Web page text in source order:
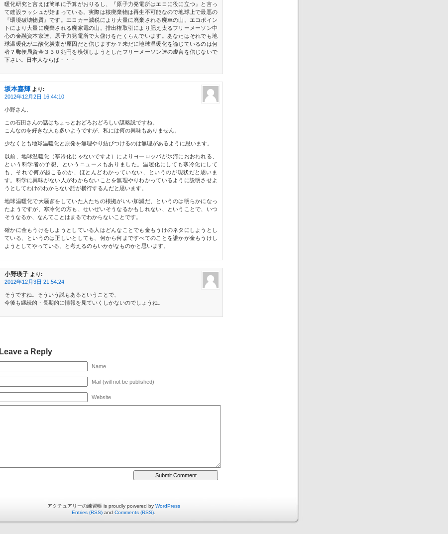
暖化研究と言えば簡単に予算がおりるし、『原子力発電所はエコに役に立つ』と言っ
て建設ラッシュが始まっている。実際は核廃棄物は再生不可能なので地球上で最悪の
『環境破壊物質』です。エコカー減税により大量に廃棄される廃車の山。エコポイン
トにより大量に廃棄される廃家電の山。排出権取引により肥え太るフリーメーソン中
心の金融資本家達。原子力発電所で大儲けをたくらんでいます。あなたはそれでも地
球温暖化が二酸化炭素が原因だと信じますか？未だに地球温暖化を論じているのは何
者？郵便局資金３３０兆円を横領しようとしたフリーメーソン達の虚言を信じないで
下さい。日本人ならば・・・
坂本嘉輝 より:
2012年12月2日 16:44:10
小野さん、
この石田さんの話はちょっとおどろおどろしい謀略説ですね。
こんなのを好きな人も多いようですが、私には何の興味もありません。
少なくとも地球温暖化と原発を無理やり結びつけるのは無理があるように思います。
以前、地球温暖化（寒冷化じゃないですよ）によりヨーロッパが氷河におおわれる、
という科学者の予想、というニュースもありました。温暖化にしても寒冷化にして
も、それで何が起こるのか、ほとんどわかっていない、というのが現状だと思いま
す。科学に興味がない人がわからないことを無理やりわかっているように説明させよ
うとしてわけのわからない話が横行するんだと思います。
地球温暖化で大騒ぎをしていた人たちの根拠がいい加減だ、というのは明らかになっ
たようですが、寒冷化の方も、せいぜいそうなるかもしれない、ということで、いつ
そうなるか、なんてことはまるでわからないことです。
確かに金もうけをしようとしている人はどんなことでも金もうけのネタにしようとし
ている、というのは正しいとしても、何から何まですべてのことを誰かが金もうけし
ようとしてやっている、と考えるのもいかがなものかと思います。
小野瑛子 より:
2012年12月3日 21:54:24
そうですね。そういう説もあるということで、
今後も継続的・長期的に情報を見ていくしかないのでしょうね。
Leave a Reply
Name
Mail (will not be published)
Website
アクチュアリーの練習帳 is proudly powered by WordPress
Entries (RSS) and Comments (RSS)